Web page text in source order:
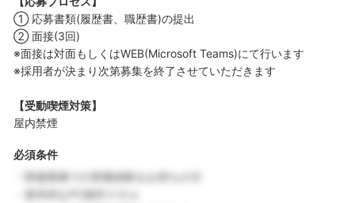
① 応募書類(履歴書、職歴書)の提出
② 面接(3回)
※面接は対面もしくはWEB(Microsoft Teams)にて行います
※採用者が決まり次第募集を終了させていただきます
【受動喫煙対策】
屋内禁煙
必須条件
・関連業務での実務経験をお持ちの方
・基本的なPC操作スキル